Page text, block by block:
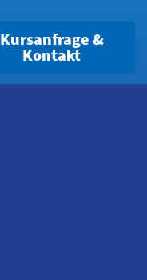
Kursanfrage &
Kontakt